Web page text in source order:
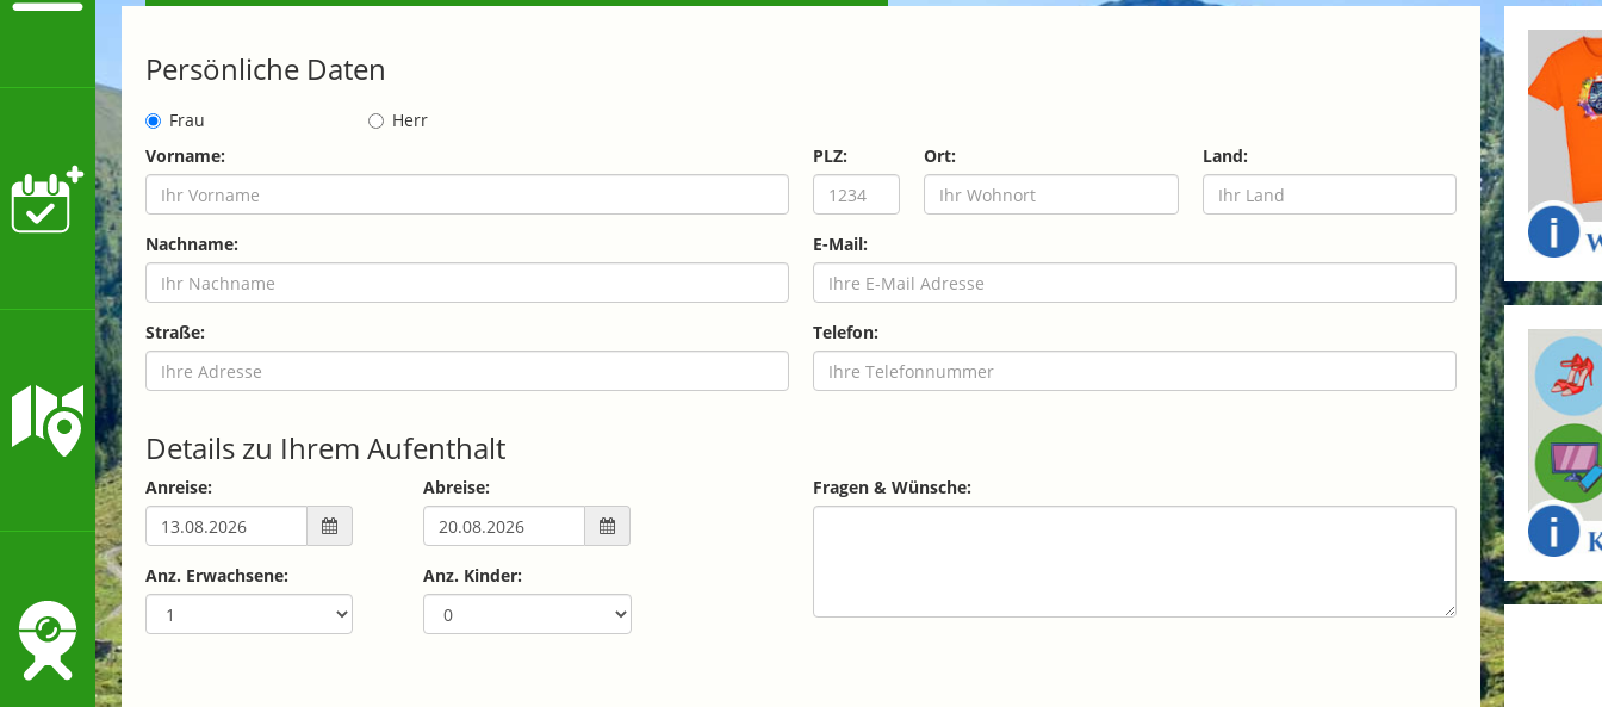
Persönliche Daten
Frau
Herr
Vorname:
Nachname:
Straße:
PLZ: Ort: Land:
E-Mail:
Telefon:
Details zu Ihrem Aufenthalt
Anreise: Abreise:
Anz. Erwachsene: Anz. Kinder:
Fragen & Wünsche: